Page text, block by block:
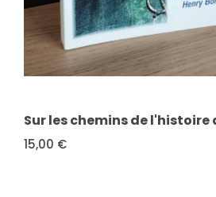
Sur les chemins de l'histoire
15,00 €
FICHE COMPLÈTE
Collectif
XXXVIe...
18,00 €